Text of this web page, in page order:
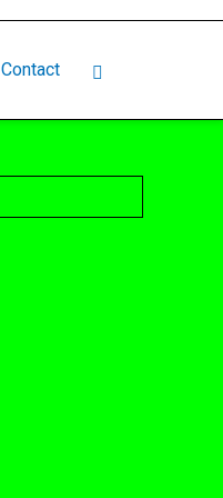
Contact